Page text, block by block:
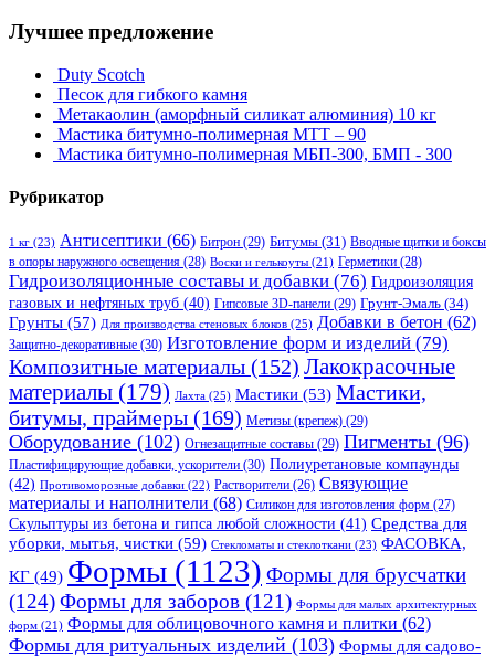
Лучшее предложение
Duty Scotch
Песок для гибкого камня
Метакаолин (аморфный силикат алюминия) 10 кг
Мастика битумно-полимерная МТТ – 90
Мастика битумно-полимерная МБП-300, БМП - 300
Рубрикатор
1 кг (23) Антисептики (66) Битрон (29) Битумы (31) Вводные щитки и боксы
в опоры наружного освещения (28) Воски и гелькоуты (21) Герметики (28)
Гидроизоляционные составы и добавки (76) Гидроизоляция
газовых и нефтяных труб (40) Гипсовые 3D-панели (29) Грунт-Эмаль (34)
Грунты (57) Для производства стеновых блоков (25) Добавки в бетон (62)
Защитно-декоративные (30) Изготовление форм и изделий (79)
Композитные материалы (152) Лакокрасочные
материалы (179) Лахта (25) Мастики (53) Мастики,
битумы, праймеры (169) Метизы (крепеж) (29)
Оборудование (102) Огнезащитные составы (29) Пигменты (96)
Пластифицирующие добавки, ускорители (30) Полиуретановые компаунды
(42) Противоморозные добавки (22) Растворители (26) Связующие
материалы и наполнители (68) Силикон для изготовления форм (27)
Скульптуры из бетона и гипса любой сложности (41) Средства для
уборки, мытья, чистки (59) Стекломаты и стеклоткани (23) ФАСОВКА,
КГ (49) Формы (1123) Формы для брусчатки
(124)Формы для заборов (121) Формы для малых архитектурных
форм (21) Формы для облицовочного камня и плитки (62)
Формы для ритуальных изделий (103) Формы для садово-